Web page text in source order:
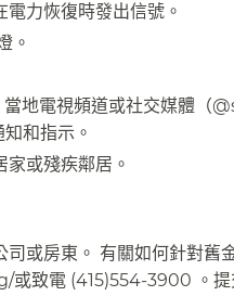
力恢復時發出信號。​​
。​​
地電視頻道或社交媒體（
和指示。​​
或殘疾鄰居。​​
或房東。 有關如何針對舊
致電 (415)554-3900 。提